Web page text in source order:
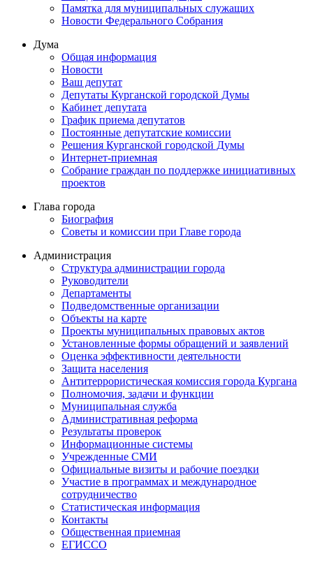
Памятка для муниципальных служащих
Новости Федерального Cобрания
Дума
Общая информация
Новости
Ваш депутат
Депутаты Курганской городской Думы
Кабинет депутата
График приема депутатов
Постоянные депутатские комиссии
Решения Курганской городской Думы
Интернет-приемная
Собрание граждан по поддержке инициативных
проектов
Глава города
Биография
Советы и комиссии при Главе города
Администрация
Структура администрации города
Руководители
Департаменты
Подведомственные организации
Объекты на карте
Проекты муниципальных правовых актов
Установленные формы обращений и заявлений
Оценка эффективности деятельности
Защита населения
Антитеррористическая комиссия города Кургана
Полномочия, задачи и функции
Муниципальная служба
Административная реформа
Результаты проверок
Информационные системы
Учрежденные СМИ
Официальные визиты и рабочие поездки
Участие в программах и международное
сотрудничество
Статистическая информация
Контакты
Общественная приемная
ЕГИССО